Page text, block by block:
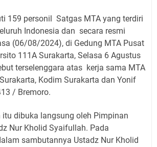
159 personil
Satgas MTA yang terdiri
Indonesia dan secara resmi
(06/08/2024), di Gedung MTA Pusat
111A Surakarta, Selasa 6 Agustus
terselenggara atas kerja sama MTA
Kodim Surakarta dan Yonif
/ Bremoro.
itu dibuka langsung oleh Pimpinan
Nur Kholid Syaifullah. Pada
sambutannya Ustadz Nur Kholid